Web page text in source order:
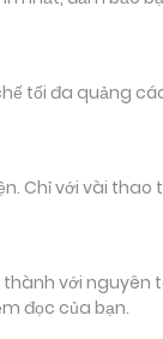
tối đa quảng
Chỉ với vài
với nguyên
đọc của bạn.